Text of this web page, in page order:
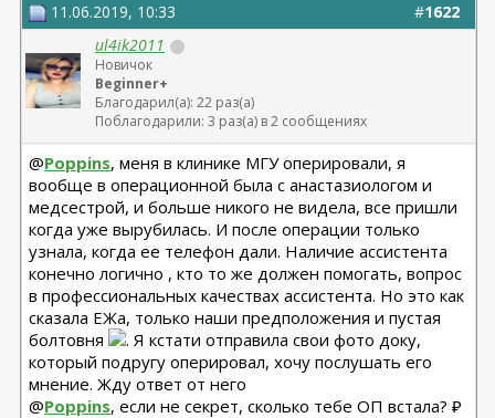
11.24 смас+эндо лба Барсегян Овсеп
+ липофилинг кистей рук Джимиев Мулдар (в одну оп)
Замена Мотива Эрго 475сс деми 20.03.23 Арамян
Левон,
коррекция складки 04.24 + коррекция липофилингом
Липофилинг лица + нити 10.2022 - Андрющенко
Олеся - оказалась сожжена платизма и нити стояли
там где нельзя
Рино 2020 - Константинов Бадри,
Миниабдо + грыжа 2019 - Малкаров
#1622
11.06.2019, 10:33
ul4ik2011
Новичок
Beginner+
Благодарил(а): 22 раз(а)
Поблагодарили: 3 раз(а) в 2 сообщениях
@Poppins, меня в клинике МГУ оперировали, я
вообще в операционной была с анастазиологом и
медсестрой, и больше никого не видела, все пришли
когда уже вырубилась. И после операции только
узнала, когда ее телефон дали. Наличие ассистента
конечно логично , кто то же должен помогать, вопрос
в профессиональных качествах ассистента. Но это как
сказала ЕЖа, только наши предположения и пустая
болтовня
. Я кстати отправила свои фото доку,
который подругу оперировал, хочу послушать его
мнение. Жду ответ от него
@Poppins, если не секрет, сколько тебе ОП встала? ₽